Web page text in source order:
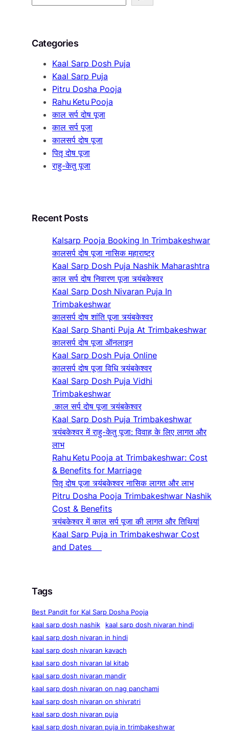
e
c
Categories
Kaal Sarp Dosh Puja
Kaal Sarp Puja
Pitru Dosha Pooja
Rahu Ketu Pooja
काल सर्प दोष पूजा
काल सर्प पूजा
कालसर्प दोष पूजा
पितृ दोष पूजा
राहु-केतु पूजा
Recent Posts
Kalsarp Pooja Booking In Trimbakeshwar
कालसर्प दोष पूजा नासिक महाराष्ट्र
Kaal Sarp Dosh Puja Nashik Maharashtra
काल सर्प दोष निवारण पूजा त्र्यंबकेश्वर
Kaal Sarp Dosh Nivaran Puja In
Trimbakeshwar
कालसर्प दोष शांति पूजा त्र्यंबकेश्वर
Kaal Sarp Shanti Puja At Trimbakeshwar
कालसर्प दोष पूजा ऑनलाइन
Kaal Sarp Dosh Puja Online
कालसर्प दोष पूजा विधि त्र्यंबकेश्वर
Kaal Sarp Dosh Puja Vidhi
Trimbakeshwar
काल सर्प दोष पूजा त्र्यंबकेश्वर
Kaal Sarp Dosh Puja Trimbakeshwar
त्र्यंबकेश्वर में राहु-केतु पूजा: विवाह के लिए लागत और
लाभ
Rahu Ketu Pooja at Trimbakeshwar: Cost
& Benefits for Marriage
पितृ दोष पूजा त्र्यंबकेश्वर नासिक लागत और लाभ
Pitru Dosha Pooja Trimbakeshwar Nashik
Cost & Benefits
त्र्यंबकेश्वर में काल सर्प पूजा की लागत और तिथियां
Kaal Sarp Puja in Trimbakeshwar Cost
and Dates
Tags
Best Pandit for Kal Sarp Dosha Pooja
kaal sarp dosh nashik
kaal sarp dosh nivaran hindi
kaal sarp dosh nivaran in hindi
kaal sarp dosh nivaran kavach
kaal sarp dosh nivaran lal kitab
kaal sarp dosh nivaran mandir
kaal sarp dosh nivaran on nag panchami
kaal sarp dosh nivaran on shivratri
kaal sarp dosh nivaran puja
kaal sarp dosh nivaran puja in trimbakeshwar